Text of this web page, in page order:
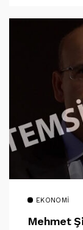
EKONOMI
Mehmet